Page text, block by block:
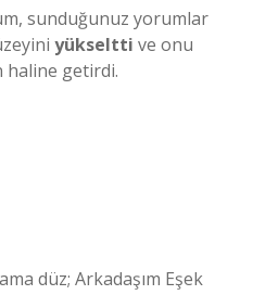
sunduğunuz yorumlar
yükseltti ve onu
getirdi.
düz; Arkadaşım Eşek